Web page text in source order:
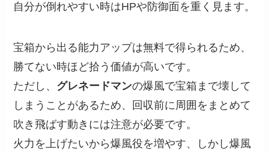
自分が倒れやすい時はHPや防御面を重く見ます。
宝箱から出る能力アップは無料で得られるため、
勝てない時ほど拾う価値が高いです。
ただし、 グレネードマンの爆風で宝箱まで壊して
しまうことがあるため、回収前に周囲をまとめて
吹き飛ばす動きには注意が必要です。
火力を上げたいから爆風役を増やす、しかし爆風